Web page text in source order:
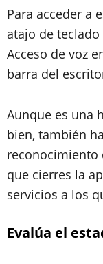
Para acceder a
atajo de teclado
Acceso de voz
barra del
Aunque es una
bien, también
reconocimiento
que cierres la
servicios a los
Evalúa el